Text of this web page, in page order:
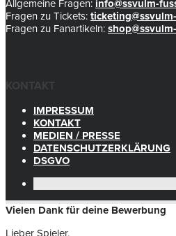
Allgemeine Fragen: info@ssvulm-
Fragen zu Tickets:
Fragen zu Fanartikeln:
KONTAKT
IMPRESSUM
KONTAKT
MEDIEN / PRESSE
DATENSCHUTZERKLÄRUNG
DSGVO
Vielen Dank für deine Bewerbung
Lieber Spieler,